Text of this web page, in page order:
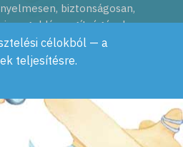
biztonságosan,
megoldás segítségével
célokból — a
teljesítésre.